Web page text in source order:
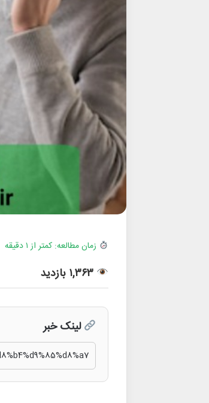
زمان مطالعه: کمتر از ۱ دقیقه
۱,۳۶۳ بازدید
لینک خبر